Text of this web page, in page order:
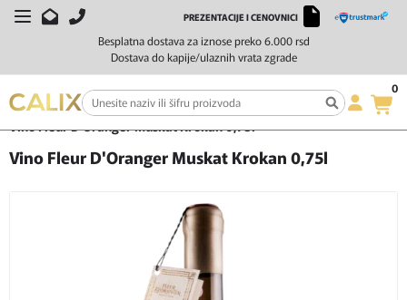
Besplatna dostava za iznose preko 6.000 rsd
Dostava do kapije/ulaznih vrata zgrade
PREZENTACIJE I CENOVNICI
0
Početna Vino
Belo vino
Vino Fleur D'Oranger Muskat Krokan 0,75l
Vino Fleur D'Oranger Muskat Krokan 0,75l